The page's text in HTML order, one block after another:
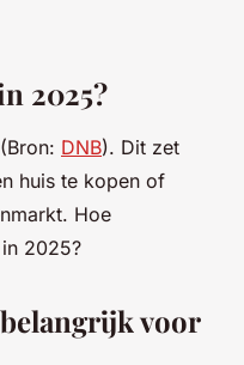
2025?
DNB). Dit zet
huis te kopen of
Hoe
2025?
voor